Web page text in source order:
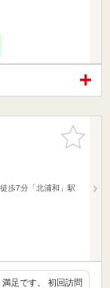
お気に入
りに追加
歩7分「北浦和」駅
足です。 初回訪問